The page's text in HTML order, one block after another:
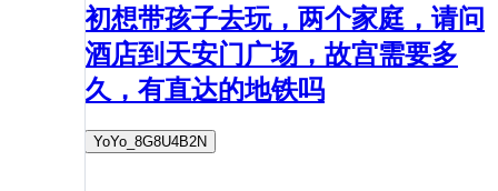
初想带孩子去玩，两个家庭，请问
酒店到天安门广场，故宫需要多
久，有直达的地铁吗
YoYo_8G8U4B2N